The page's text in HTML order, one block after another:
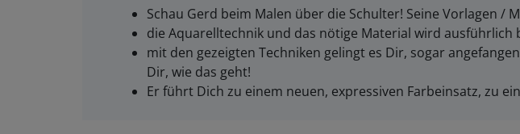
Schau Gerd beim Malen über die Schulter! Seine Vorlagen /
die Aquarelltechnik und das nötige Material wird ausführlich
mit den gezeigten Techniken gelingt es Dir, sogar
Dir, wie das geht!
Er führt Dich zu einem neuen, expressiven Farbeinsatz, zu